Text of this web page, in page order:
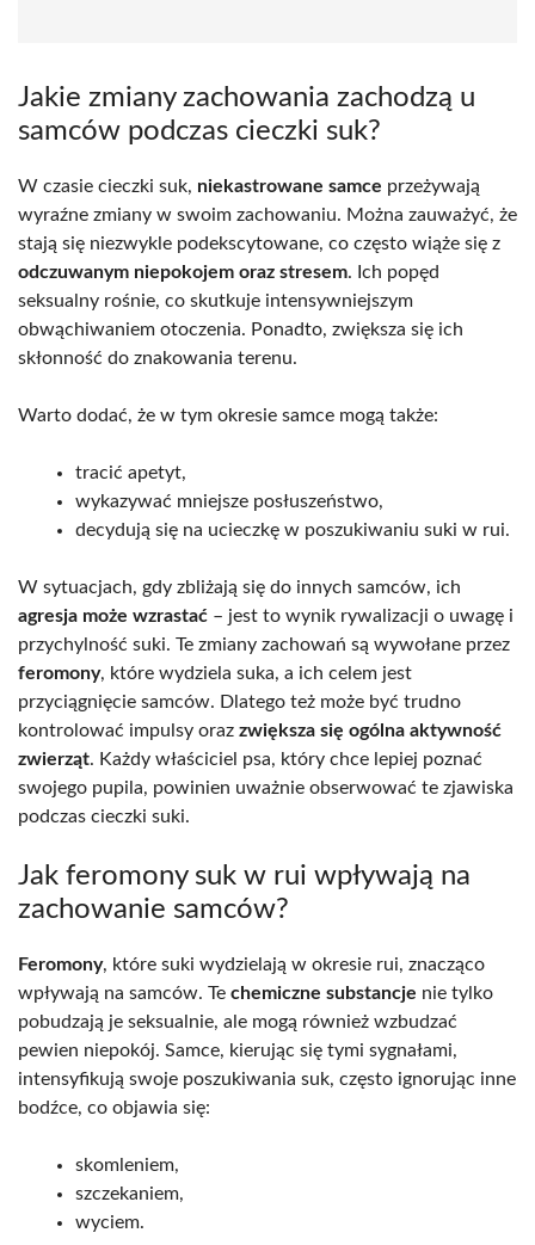
Jakie zmiany zachowania zachodzą u
samców podczas cieczki suk?
W czasie cieczki suk, niekastrowane samce przeżywają
wyraźne zmiany w swoim zachowaniu. Można zauważyć, że
stają się niezwykle podekscytowane, co często wiąże się z
odczuwanym niepokojem oraz stresem. Ich popęd
seksualny rośnie, co skutkuje intensywniejszym
obwąchiwaniem otoczenia. Ponadto, zwiększa się ich
skłonność do znakowania terenu.
Warto dodać, że w tym okresie samce mogą także:
tracić apetyt,
wykazywać mniejsze posłuszeństwo,
decydują się na ucieczkę w poszukiwaniu suki w rui.
W sytuacjach, gdy zbliżają się do innych samców, ich
agresja może wzrastać – jest to wynik rywalizacji o uwagę i
przychylność suki. Te zmiany zachowań są wywołane przez
feromony, które wydziela suka, a ich celem jest
przyciągnięcie samców. Dlatego też może być trudno
kontrolować impulsy oraz zwiększa się ogólna aktywność
zwierząt. Każdy właściciel psa, który chce lepiej poznać
swojego pupila, powinien uważnie obserwować te zjawiska
podczas cieczki suki.
Jak feromony suk w rui wpływają na
zachowanie samców?
Feromony, które suki wydzielają w okresie rui, znacząco
wpływają na samców. Te chemiczne substancje nie tylko
pobudzają je seksualnie, ale mogą również wzbudzać
pewien niepokój. Samce, kierując się tymi sygnałami,
intensyfikują swoje poszukiwania suk, często ignorując inne
bodźce, co objawia się:
skomleniem,
szczekaniem,
wyciem.